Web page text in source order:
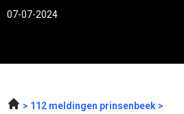
07-07-2024
112 meldingen prinsenbeek